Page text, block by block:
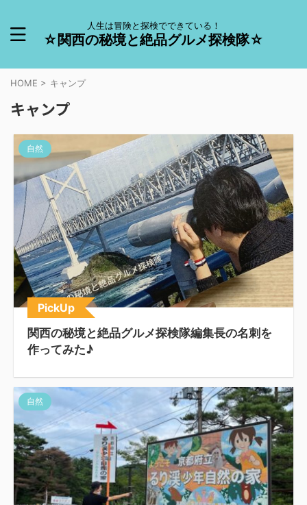
人生は冒険と探検でできている！
☆関西の秘境と絶品グルメ探検隊☆
HOME > キャンプ
キャンプ
自然
PickUp
関西の秘境と絶品グルメ探検隊編集長の名刺を
作ってみた♪
自然